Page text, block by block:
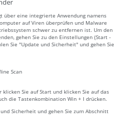
über eine integrierte Anwendung namens
auf Viren überprüfen und Malware
schwer zu entfernen ist. Um den
gehen Sie zu den Einstellungen (Start -
Sie "Update und Sicherheit" und gehen Sie
Scan
klicken Sie auf Start und klicken Sie auf das
die Tastenkombination Win + I drücken.
Sicherheit und gehen Sie zum Abschnitt